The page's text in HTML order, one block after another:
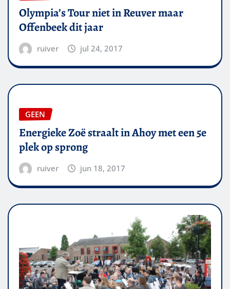
Olympia’s Tour niet in Reuver maar
Offenbeek dit jaar
ruiver jul 24, 2017
GEEN
Energieke Zoë straalt in Ahoy met een 5e
plek op sprong
ruiver jun 18, 2017